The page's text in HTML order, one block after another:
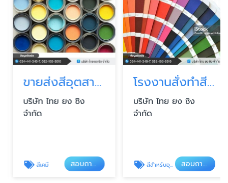
ขายส่งสีอุตสาหกรรม
บริษัท ไทย ยง ซิง
จำกัด
สีเคมี สอบถามข้อมูลสินค้า
โรงงานสั่งทำสีสำหรับอุตสาหกรรม
บริษัท ไทย ยง ซิง
จำกัด
สีสำหรับอุตสาหกรรม สอบถามข้อมูลสินค้า